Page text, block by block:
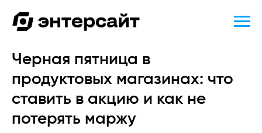
Черная пятница в
продуктовых магазинах: что
ставить в акцию и как не
потерять маржу